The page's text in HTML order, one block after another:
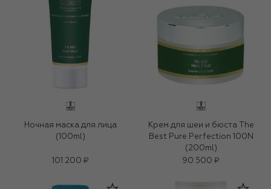
Ночная маска для лица
(100ml)
101 200 ₽
Крем для шеи и бюста The
Best Pure Perfection 100N
(200ml)
90 500 ₽